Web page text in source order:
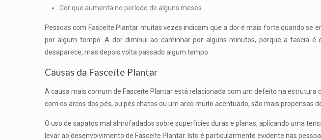
Dor que aumenta no período de alguns meses
Pessoas com Fasceíte Plantar muitas vezes indicam que a dor é mais forte quando se
por algum tempo. A dor diminui ao caminhar por alguns minutos, porque a fascia é
desaparece, mas depois volta passado algum tempo.
Causas da Fasceíte Plantar
A causa mais comum de Fasceíte Plantar está relacionada com um defeito na estrutura
com os arcos dos pés, ou pés chatos ou um arco muito acentuado, são mais propensas
O uso de sapatos mal almofadados sobre superfícies duras e planas, aplicando uma
levar ao desenvolvimento de Fasceíte Plantar. Isto é particularmente evidente nas